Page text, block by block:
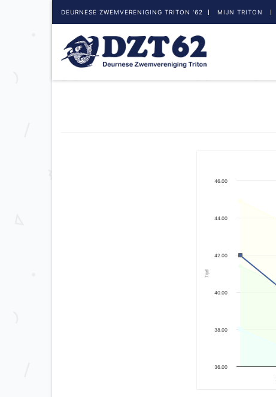
DEURNESE ZWEMVERENIGING TRITON '62 MIJN TRITON
Tijd
36.00
38.00
40.00
42.00
44.00
46.00